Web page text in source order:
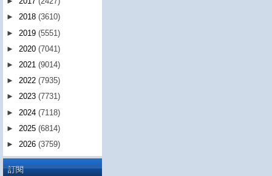
► 2018 (3610)
► 2019 (5551)
► 2020 (7041)
► 2021 (9014)
► 2022 (7935)
► 2023 (7731)
► 2024 (7118)
► 2025 (6814)
► 2026 (3759)
訂閱